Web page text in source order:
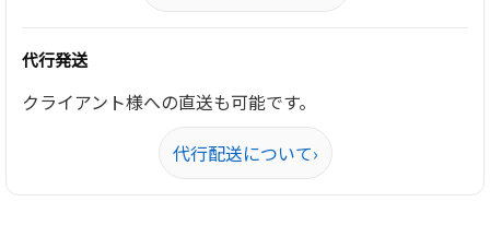
代行発送
クライアント様への直送も可能です。
代行配送について›